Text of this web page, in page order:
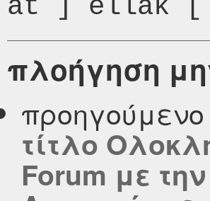
πλοήγηση
τίτλο
Forum με